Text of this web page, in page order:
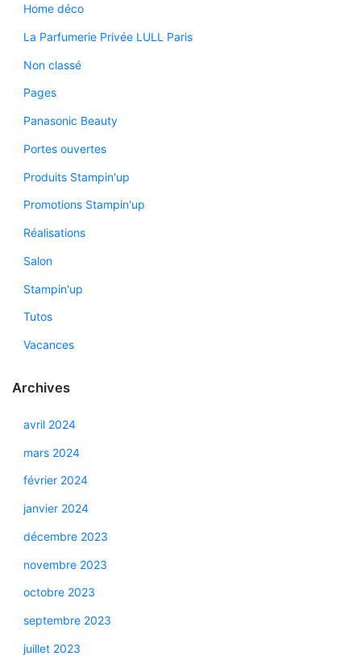
Home déco
La Parfumerie Privée LULL Paris
Non classé
Pages
Panasonic Beauty
Portes ouvertes
Produits Stampin'up
Promotions Stampin'up
Réalisations
Salon
Stampin'up
Tutos
Vacances
Archives
avril 2024
mars 2024
février 2024
janvier 2024
décembre 2023
novembre 2023
octobre 2023
septembre 2023
juillet 2023